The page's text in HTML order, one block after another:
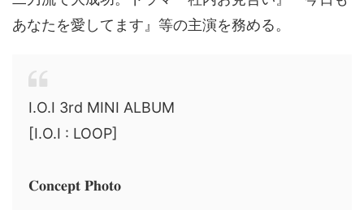
あなたを愛してます』等の主演を務める。
I.O.I 3rd MINI ALBUM
[I.O.I : LOOP]
𝐂𝐨𝐧𝐜𝐞𝐩𝐭 𝐏𝐡𝐨𝐭𝐨